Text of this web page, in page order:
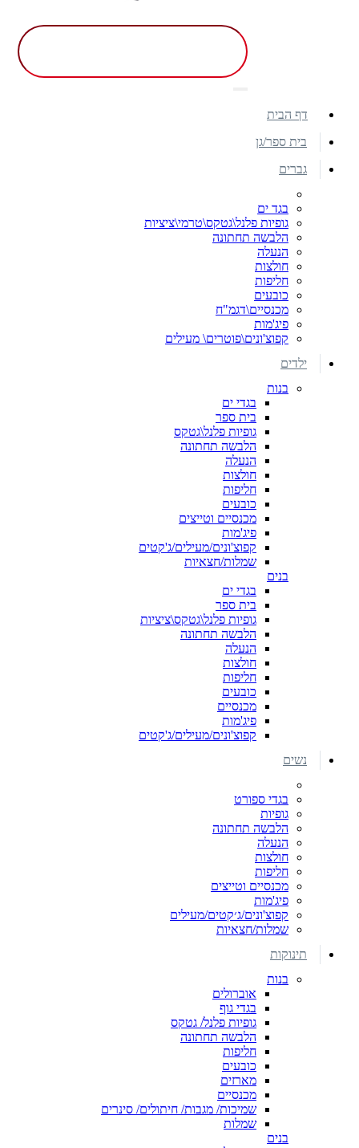
דף הבית
בית ספר/גן
גברים
בגד ים
גופיות פלנל\גטקס\טרמי\ציציות
הלבשה תחתונה
הנעלה
חולצות
חליפות
כובעים
מכנסיים\דגמ"ח
פיג'מות
קפוצ'ונים\פוטרים\ מעילים
ילדים
בנות
בגדי ים
בית ספר
גופיות פלנל\גטקס
הלבשה תחתונה
הנעלה
חולצות
חליפות
כובעים
מכנסיים וטייצים
פיג'מות
קפוצ'ונים/מעילים/ג'קטים
שמלות/חצאיות
בנים
בגדי ים
בית ספר
גופיות פלנל\גטקס\ציציות
הלבשה תחתונה
הנעלה
חולצות
חליפות
כובעים
מכנסיים
פיג'מות
קפוצ'ונים/מעילים/ג'קטים
נשים
בגדי ספורט
גופיות
הלבשה תחתונה
הנעלה
חולצות
חליפות
מכנסיים וטייצים
פיג'מות
קפוצ'ונים/ג׳קטים/מעילים
שמלות/חצאיות
תינוקות
בנות
אוברולים
בגדי גוף
גופיות פלנל/ גטקס
הלבשה תחתונה
חליפות
כובעים
מארזים
מכנסיים
שמיכות/ מגבות/ חיתולים/ סינרים
שמלות
בנים